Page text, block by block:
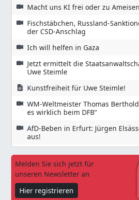
Macht uns KI frei oder zu
Fischstäbchen, Russland-
der CSD-Anschlag
Ich will helfen in Gaza
Jetzt ermittelt die
Uwe Steimle
Kunstfreiheit für Uwe Steimle!
WM-Weltmeister Thomas
es wirklich beim DFB“
AfD-Beben in Erfurt: Jürgen
aus!
Melden Sie sich jetzt für
unseren Newsletter an
Hier registrieren